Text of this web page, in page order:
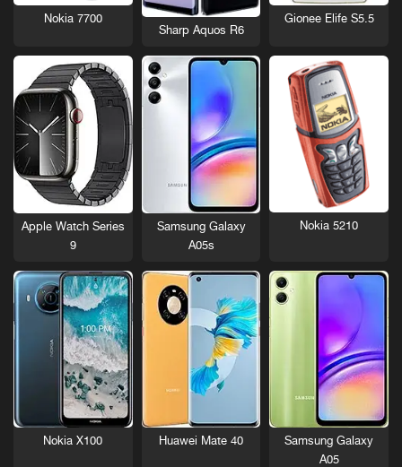
Gionee Elife S5.5
Sharp Aquos R6
Nokia 7700
Nokia 5210
Samsung Galaxy
A05s
Apple Watch Series
9
Samsung Galaxy
A05
Huawei Mate 40
Nokia X100